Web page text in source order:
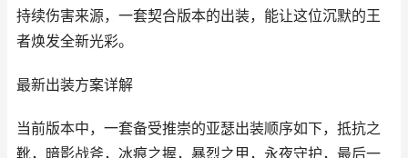
持续伤害来源，一套契合版本的出装，能让这位沉默的王
者焕发全新光彩。
最新出装方案详解
当前版本中，一套备受推崇的亚瑟出装顺序如下，抵抗之
靴，暗影战斧，冰痕之握，暴烈之甲，永夜守护，最后一